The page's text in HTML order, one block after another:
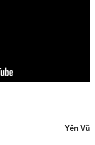
Yên Vũ